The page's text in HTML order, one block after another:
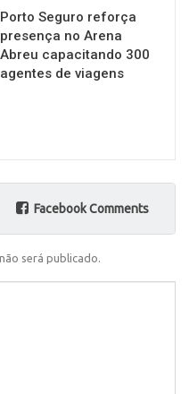
Porto Seguro reforça
presença no Arena
Abreu capacitando 300
agentes de viagens
Facebook Comments
será publicado.